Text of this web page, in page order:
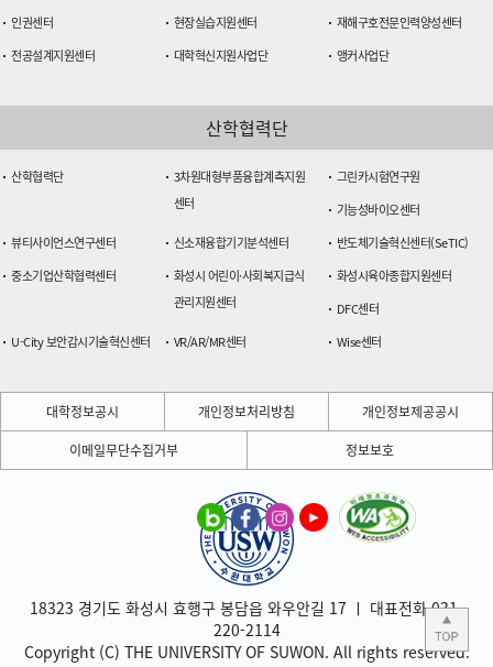
인권센터
현장실습지원센터
재해구호전문인력양성센터
전공설계지원센터
대학혁신지원사업단 앵커사업단
산학협력단
산학협력단
3차원대형부품융합계측지원
센터
그린카시험연구원
기능성바이오센터
뷰티사이언스연구센터
신소재융합기기분석센터
반도체기술혁신센터(SeTIC)
중소기업산학협력센터
화성시 어린이·사회복지급식
관리지원센터
화성시육아종합지원센터
DFC센터
U-City 보안감시기술혁신센터
VR/AR/MR센터 Wise센터
대학정보공시 개인정보처리방침
개인정보제공공시
이메일무단수집거부
정보보호
18323 경기도 화성시 효행구 봉담읍 와우안길 17 ㅣ 대표전화 031-
220-2114
Copyright (C) THE UNIVERSITY OF SUWON. All rights reserved.